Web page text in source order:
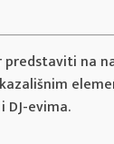
na
evima.